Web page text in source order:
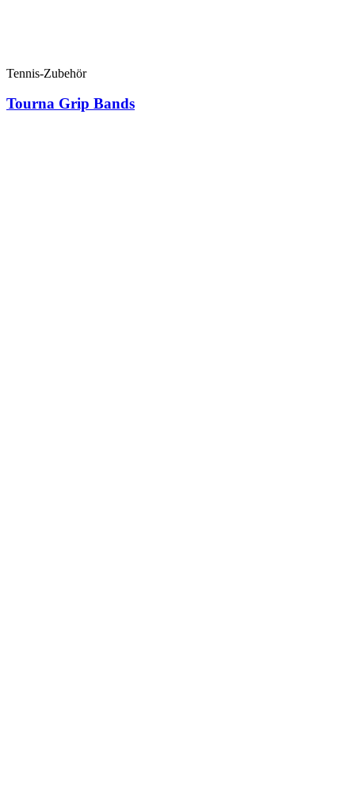
Tennis-Zubehör
Tourna Grip Bands